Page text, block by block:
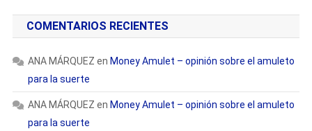
COMENTARIOS RECIENTES
ANA MÁRQUEZ en Money Amulet – opinión sobre el amuleto
para la suerte
ANA MÁRQUEZ en Money Amulet – opinión sobre el amuleto
para la suerte